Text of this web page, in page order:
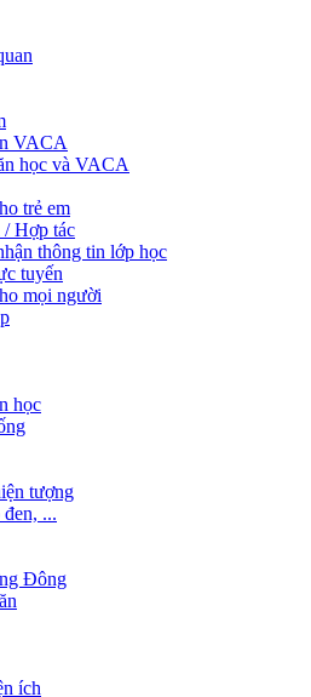
VACA
học và VACA
trẻ em
Hợp tác
thông tin lớp học
tuyến
mọi người
học
tượng
...
Đông
ích